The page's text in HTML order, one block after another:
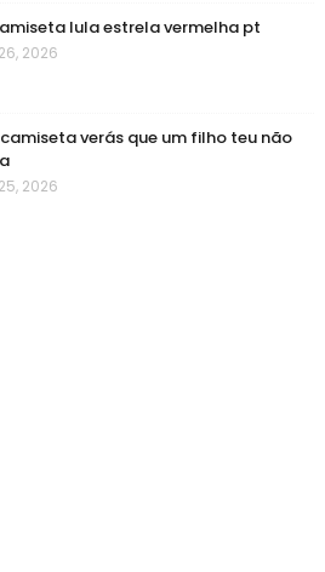
lula estrela vermelha pt
2026
verás que um filho teu não
2026